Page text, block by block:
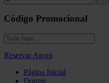
Código Promocional
Reservar Agora
Página Inicial
Dormir